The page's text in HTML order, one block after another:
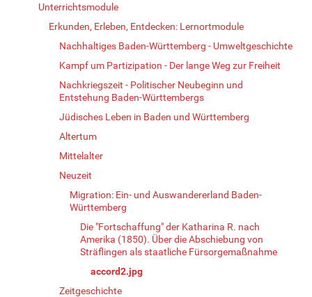
Unterrichtsmodule
Erkunden, Erleben, Entdecken: Lernortmodule
Nachhaltiges Baden-Württemberg - Umweltgeschichte
Kampf um Partizipation - Der lange Weg zur Freiheit
Nachkriegszeit - Politischer Neubeginn und
Entstehung Baden-Württembergs
Jüdisches Leben in Baden und Württemberg
Altertum
Mittelalter
Neuzeit
Migration: Ein- und Auswandererland Baden-
Württemberg
Die "Fortschaffung" der Katharina R. nach
Amerika (1850). Über die Abschiebung von
Sträflingen als staatliche Fürsorgemaßnahme
accord2.jpg
Zeitgeschichte